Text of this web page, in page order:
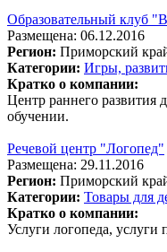
Образовательный клуб
Размещена: 06.12.2016
Регион: Приморский
Категории: Игры,
Кратко о компании:
Центр раннего развития
обучении.
Речевой центр "Логопед"
Размещена: 29.11.2016
Регион: Приморский
Категории: Товары для
Кратко о компании:
Услуги логопеда, услуги